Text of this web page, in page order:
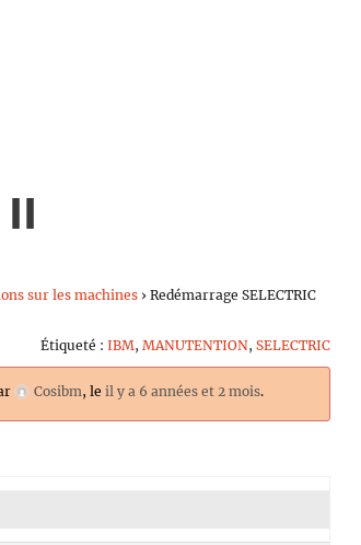
sur les machines › Redémarrage SELECTRIC
Étiqueté : IBM, MANUTENTION, SELECTRIC
Cosibm, leil y a 6 années et 2 mois.